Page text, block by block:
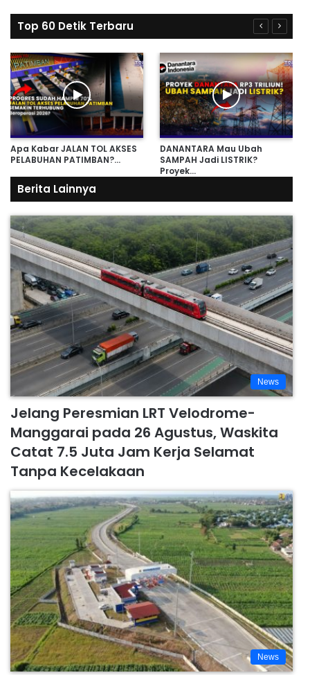
Top 60 Detik Terbaru
Apa Kabar JALAN TOL AKSES
PELABUHAN PATIMBAN?…
DANANTARA Mau Ubah
SAMPAH Jadi LISTRIK?
Proyek…
Berita Lainnya
News
Jelang Peresmian LRT Velodrome-
Manggarai pada 26 Agustus, Waskita
Catat 7.5 Juta Jam Kerja Selamat
Tanpa Kecelakaan
News